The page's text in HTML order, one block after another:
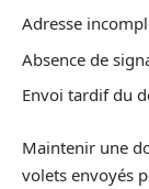
Adresse
Absence de
Envoi tardif du
Maintenir une
volets envoyés